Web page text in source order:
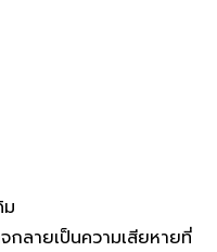
กลายเป็นความเสียหายที่